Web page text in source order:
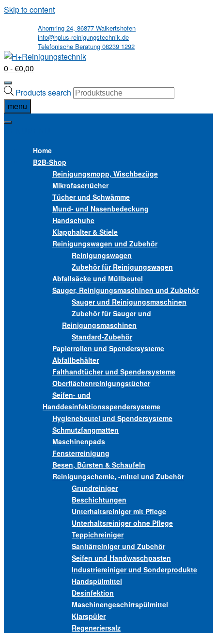
Skip to content
Ahornring 24, 86877 Walkertshofen
info@hplus-reinigungstechnik.de
Telefonische Beratung 08239 1292
0 - €0,00
Products search
menu
Home
B2B-Shop
Reinigungsmopp, Wischbezüge
Mikrofasertücher
Tücher und Schwämme
Mund- und Nasenbedeckung
Handschuhe
Klapphalter & Stiele
Reinigungswagen und Zubehör
Reinigungswagen
Zubehör für Reinigungswagen
Abfallsäcke und Müllbeutel
Sauger, Reinigungsmaschinen und Zubehör
Sauger und Reinigungsmaschinen
Zubehör für Sauger und
Reinigungsmaschinen
Standard-Zubehör
Papierrollen und Spendersysteme
Abfallbehälter
Falthandtücher und Spendersysteme
Oberflächenreinigungstücher
Seifen- und
Handdesinfektionsspendersysteme
Hygienebeutel und Spendersysteme
Schmutzfangmatten
Maschinenpads
Fensterreinigung
Besen, Bürsten & Schaufeln
Reinigungschemie, -mittel und Zubehör
Grundreiniger
Beschichtungen
Unterhaltsreiniger mit Pflege
Unterhaltsreiniger ohne Pflege
Teppichreiniger
Sanitärreiniger und Zubehör
Seifen und Handwaschpasten
Industriereiniger und Sonderprodukte
Handspülmittel
Desinfektion
Maschinengeschirrspülmittel
Klarspüler
Regeneriersalz